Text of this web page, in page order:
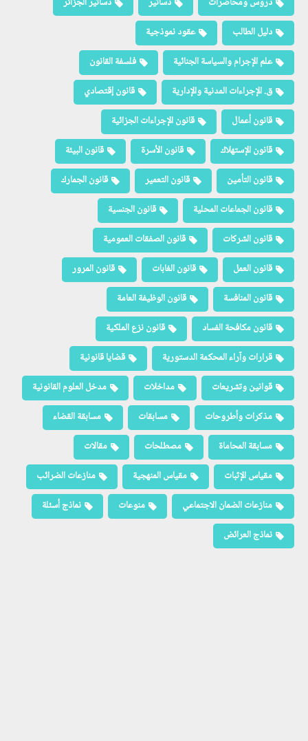
دليل الطالب
عقود نموذجية
علم الإجرام والسياسة الجنائية
فلسفة القانون
ق. الإجراءات المدنية والإدارية
قانون إقتصادي
قانون أعمال
قانون الإجراءات الجزائية
قانون الإستهلاك
قانون الأسرة
قانون البيئة
قانون التأمين
قانون التعمير
قانون الجمارك
قانون الجماعات المحلية
قانون الجنسية
قانون الشركات
قانون الصفقات العمومية
قانون العمل
قانون الغابات
قانون المرور
قانون المنافسة
قانون الوظيفة العامة
قانون مكافحة الفساد
قانون نزع الملكية
قرارات وآراء المحكمة الدستورية
قضايا قانونية
قوانين وتشريعات
مداخلات
مدخل العلوم القانونية
مذكرات وأطروحات
مسابقات
مسابقة القضاء
مسابقة المحاماة
مصطلحات
مقالات
مقياس الإثبات
مقياس المنهجية
منازعات الضرائب
منازعات الضمان الاجتماعي
منوعات
نماذج أسئلة
نماذج العرائض